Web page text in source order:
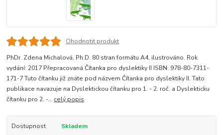
Ohodnotit produkt
PhDr. Zdena Michalová, Ph.D. 80 stran formátu A4, ilustrováno. Rok
vydání: 2017 Přepracovaná Čítanka pro dyslektiky II ISBN: 978-80-7311-
171-7 Tuto čítanku již znáte pod názvem Čítanka pro dyslektiky II. Tato
publikace navazuje na Dyslektickou čítanku pro 1. - 2. roč. a Dyslekticku
čítanku pro 2. -... celý popis
Dostupnost Skladem